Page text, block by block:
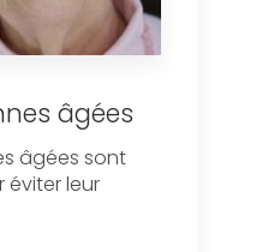
âgées
âgées sont
éviter leur